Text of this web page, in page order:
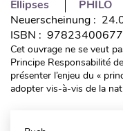
Ellipses
PHILO
Neuerscheinung :
ISBN :
Cet ouvrage ne se veut
Principe Responsabilité
présenter l’enjeu du «
adopter vis-à-vis de la